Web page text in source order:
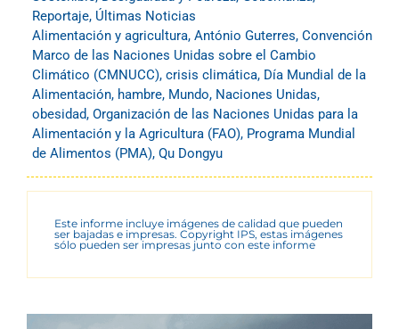
Reportaje, Últimas Noticias
Alimentación y agricultura, António Guterres, Convención
Marco de las Naciones Unidas sobre el Cambio
Climático (CMNUCC), crisis climática, Día Mundial de la
Alimentación, hambre, Mundo, Naciones Unidas,
obesidad, Organización de las Naciones Unidas para la
Alimentación y la Agricultura (FAO), Programa Mundial
de Alimentos (PMA), Qu Dongyu
Este informe incluye imágenes de calidad que pueden
ser bajadas e impresas. Copyright IPS, estas imágenes
sólo pueden ser impresas junto con este informe